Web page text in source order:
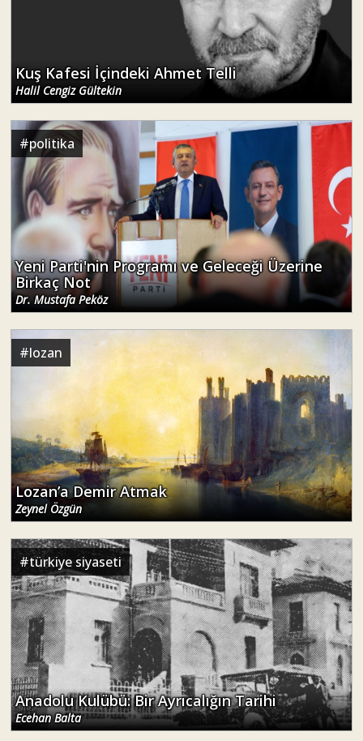
Kuş Kafesi İçindeki Ahmet Telli
Halil Cengiz Gültekin
#politika
Yeni Parti'nin Programı ve Geleceği Üzerine
Birkaç Not
Dr. Mustafa Peköz
#lozan
Lozan’a Demir Atmak
Zeynel Özgün
#türkiye siyaseti
Anadolu Kulübü: Bir Ayrıcalığın Tarihi
Ecehan Balta